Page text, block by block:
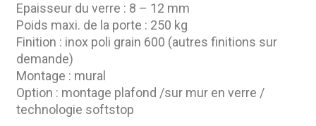
Epaisseur du verre : 8 – 12 mm
Poids maxi. de la porte : 250 kg
Finition : inox poli grain 600 (autres finitions sur
demande)
Montage : mural
Option : montage plafond /sur mur en verre /
technologie softstop